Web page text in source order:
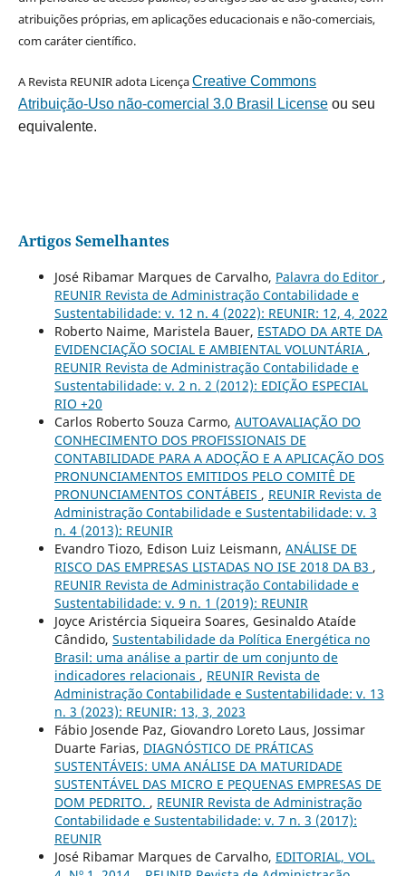
atribuições próprias, em aplicações educacionais e não-comerciais,
com caráter científico.
A Revista REUNIR adota LicençaCreative Commons
Atribuição-Uso não-comercial 3.0 Brasil Licenseou seu
equivalente.
Artigos Semelhantes
José Ribamar Marques de Carvalho, Palavra do Editor ,
REUNIR Revista de Administração Contabilidade e
Sustentabilidade: v. 12 n. 4 (2022): REUNIR: 12, 4, 2022
Roberto Naime, Maristela Bauer, ESTADO DA ARTE DA
EVIDENCIAÇÃO SOCIAL E AMBIENTAL VOLUNTÁRIA ,
REUNIR Revista de Administração Contabilidade e
Sustentabilidade: v. 2 n. 2 (2012): EDIÇÃO ESPECIAL
RIO +20
Carlos Roberto Souza Carmo, AUTOAVALIAÇÃO DO
CONHECIMENTO DOS PROFISSIONAIS DE
CONTABILIDADE PARA A ADOÇÃO E A APLICAÇÃO DOS
PRONUNCIAMENTOS EMITIDOS PELO COMITÊ DE
PRONUNCIAMENTOS CONTÁBEIS , REUNIR Revista de
Administração Contabilidade e Sustentabilidade: v. 3
n. 4 (2013): REUNIR
Evandro Tiozo, Edison Luiz Leismann, ANÁLISE DE
RISCO DAS EMPRESAS LISTADAS NO ISE 2018 DA B3 ,
REUNIR Revista de Administração Contabilidade e
Sustentabilidade: v. 9 n. 1 (2019): REUNIR
Joyce Aristércia Siqueira Soares, Gesinaldo Ataíde
Cândido, Sustentabilidade da Política Energética no
Brasil: uma análise a partir de um conjunto de
indicadores relacionais , REUNIR Revista de
Administração Contabilidade e Sustentabilidade: v. 13
n. 3 (2023): REUNIR: 13, 3, 2023
Fábio Josende Paz, Giovandro Loreto Laus, Jossimar
Duarte Farias, DIAGNÓSTICO DE PRÁTICAS
SUSTENTÁVEIS: UMA ANÁLISE DA MATURIDADE
SUSTENTÁVEL DAS MICRO E PEQUENAS EMPRESAS DE
DOM PEDRITO. , REUNIR Revista de Administração
Contabilidade e Sustentabilidade: v. 7 n. 3 (2017):
REUNIR
José Ribamar Marques de Carvalho, EDITORIAL, VOL.